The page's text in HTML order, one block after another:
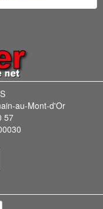
au-Mont-d'Or
57